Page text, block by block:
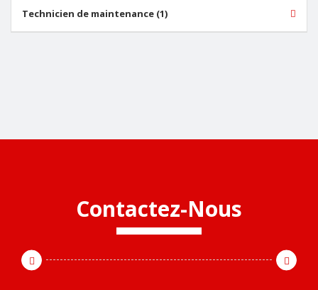
Technicien de maintenance (1)
Contactez-Nous